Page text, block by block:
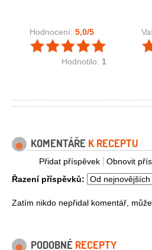
Hodnocení: 5,0/5
Hodnotilo: 1
KOMENTÁŘE K RECEPTU
Obnovit
Přidat příspěvek
Řazení příspěvků:
Zatím nikdo nepřidal komentář,
PODOBNÉ RECEPTY